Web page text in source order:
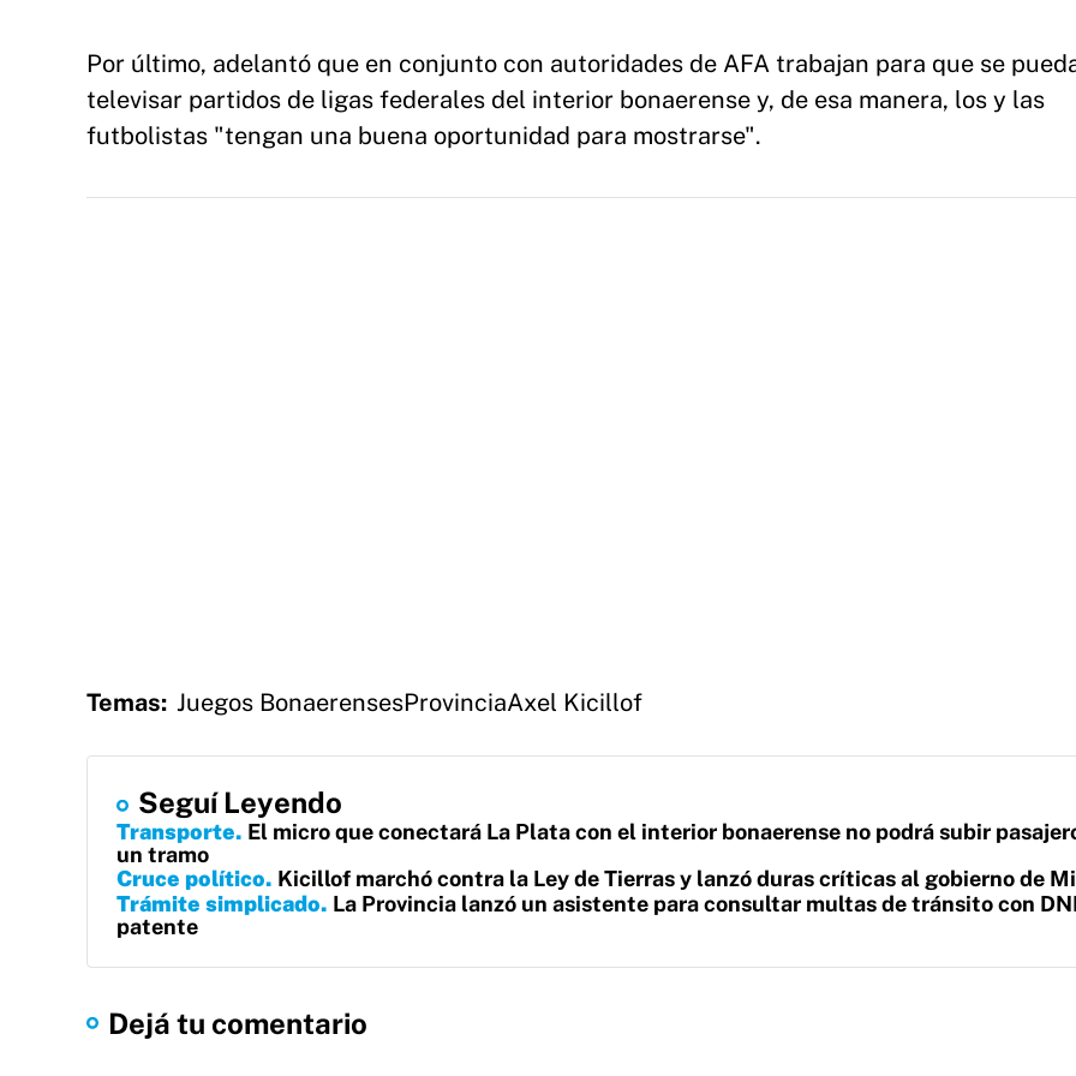
Por último, adelantó que en conjunto con autoridades de AFA trabajan para que se
televisar partidos de ligas federales del interior bonaerense y, de esa manera, los y las
futbolistas "tengan una buena oportunidad para mostrarse".
Temas: Juegos BonaerensesProvinciaAxel Kicillof
Seguí Leyendo
Transporte El micro que conectará La Plata con el interior bonaerense no podrá subir
un tramo
Cruce político Kicillof marchó contra la Ley de Tierras y lanzó duras críticas al gobierno de
Trámite simplicado La Provincia lanzó un asistente para consultar multas de tránsito con
patente
Dejá tu comentario